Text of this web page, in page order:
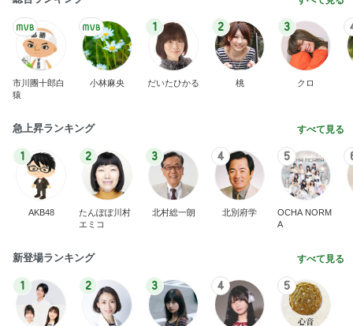
市川團十郎白
猿
小林麻央
1
だいたひかる
2
桃
3
クロ
急上昇ランキング すべて見る
1
AKB48
2
たんぽぽ川村
エミコ
3
北村総一朗
4
北別府学
5
OCHA NORM
A
新登場ランキング すべて見る
1 2 3 4 5